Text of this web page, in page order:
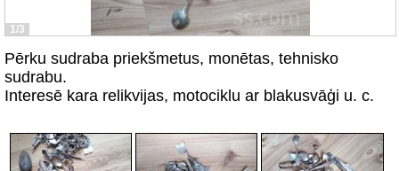
1/3
Pērku sudraba priekšmetus, monētas, tehnisko
sudrabu.
Interesē kara relikvijas, motociklu ar blakusvāģi u. c.